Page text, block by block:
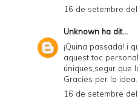
16 de setembre
Unknown ha dit...
¡Quina passada! i
aquest toc
úniques,segur que
Gracies per la
16 de setembre